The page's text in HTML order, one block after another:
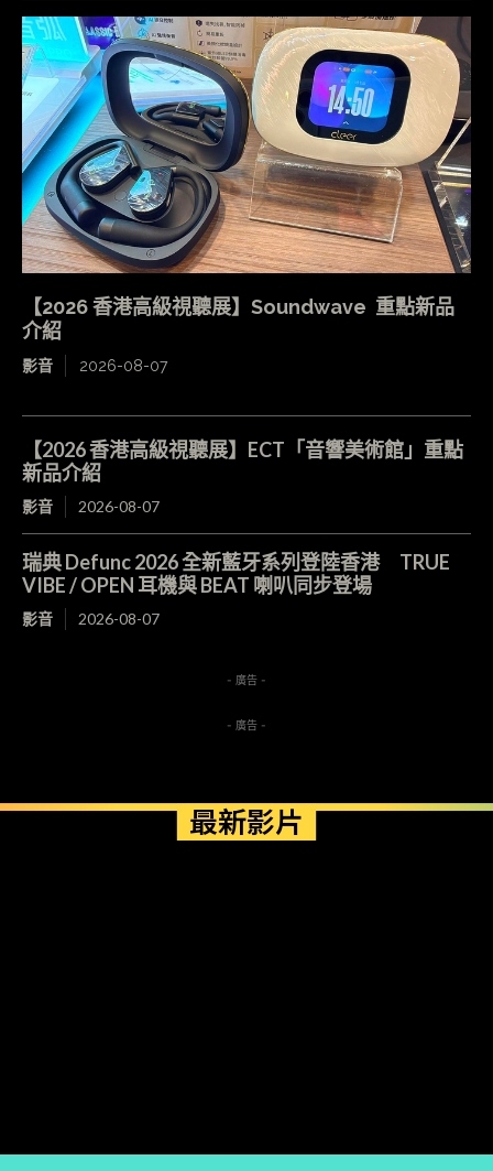
【2026 香港高級視聽展】Soundwave 重點新品
介紹
影音 2026-08-07
【2026 香港高級視聽展】ECT「音響美術館」重點
新品介紹
影音 2026-08-07
瑞典 Defunc 2026 全新藍牙系列登陸香港 TRUE
VIBE / OPEN 耳機與 BEAT 喇叭同步登場
影音 2026-08-07
- 廣告 -
- 廣告 -
最新影片